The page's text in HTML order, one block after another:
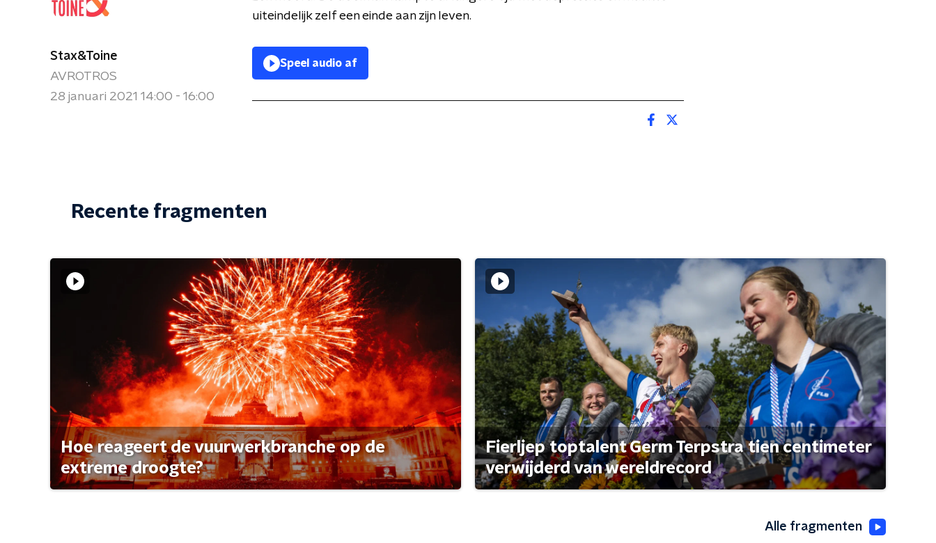
Stax&Toine
AVROTROS
28 januari 2021 14:00 - 16:00
uiteindelijk zelf een einde aan zijn leven.
Speel audio af
Recente fragmenten
Hoe reageert de vuurwerkbranche op de
extreme droogte?
Fierljep toptalent Germ Terpstra tien centimeter
verwijderd van wereldrecord
Alle fragmenten